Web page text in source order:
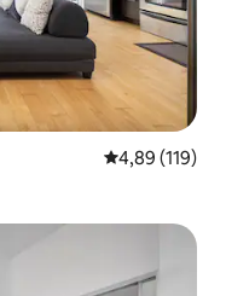
Średnia
4,89 (119)